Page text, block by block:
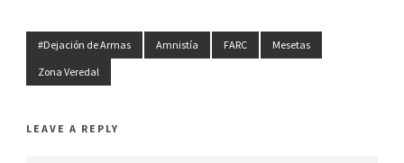
#Dejación de Armas Amnistía FARC
Mesetas
Zona Veredal
LEAVE A REPLY